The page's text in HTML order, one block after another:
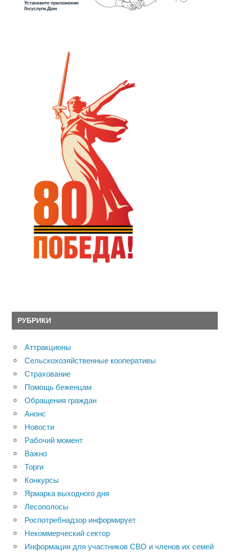
РУБРИКИ
Аттракционы
Сельскохозяйственные кооперативы
Страхование
Помощь беженцам
Обращения граждан
Анонс
Новости
Рабочий момент
Важно
Торги
Конкурсы
Ярмарка выходного дня
Лесополосы
Роспотребнадзор информирует
Некоммерческий сектор
Информация для участников СВО и членов их семей